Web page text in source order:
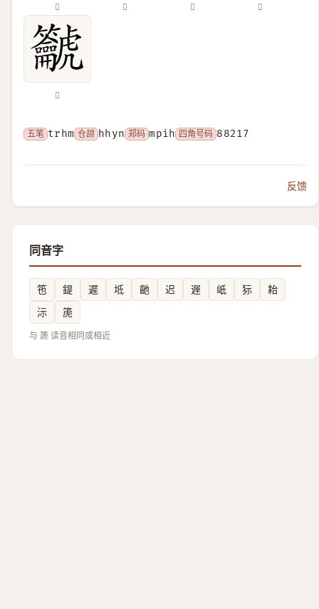
𥬌 𥰽 𪛌 𪛍
𪛔
五笔 trhm 仓颉 hhyn 郑码 mpih 四角号码 88217
反馈
同音字
竾 鍉 遲 坻 䶔 迟 遟 㞴 狋
耛
沶
箎
与 篪 读音相同或相近